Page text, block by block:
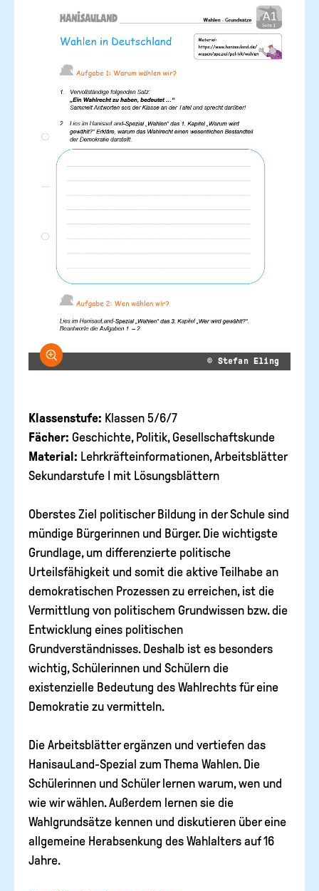
Bild vergrößern
© Stefan Eling
Klassenstufe: Klassen 5/6/7
Fächer: Geschichte, Politik, Gesellschaftskunde
Material: Lehrkräfteinformationen, Arbeitsblätter
Sekundarstufe I mit Lösungsblättern
Oberstes Ziel politischer Bildung in der Schule sind
mündige Bürgerinnen und Bürger. Die wichtigste
Grundlage, um differenzierte politische
Urteilsfähigkeit und somit die aktive Teilhabe an
demokratischen Prozessen zu erreichen, ist die
Vermittlung von politischem Grundwissen bzw. die
Entwicklung eines politischen
Grundverständnisses. Deshalb ist es besonders
wichtig, Schülerinnen und Schülern die
existenzielle Bedeutung des Wahlrechts für eine
Demokratie zu vermitteln.
Die Arbeitsblätter ergänzen und vertiefen das
HanisauLand-Spezial zum Thema Wahlen. Die
Schülerinnen und Schüler lernen warum, wen und
wie wir wählen. Außerdem lernen sie die
Wahlgrundsätze kennen und diskutieren über eine
allgemeine Herabsenkung des Wahlalters auf 16
Jahre.